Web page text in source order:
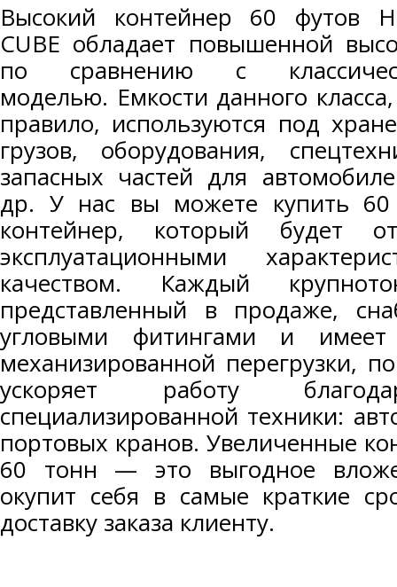
Высокий контейнер 60 футов
CUBE обладает повышенной
по сравнению с
моделью. Емкости данного
правило, используются под
грузов, оборудования,
запасных частей для
др. У нас вы можете купить
контейнер, который будет
эксплуатационными
качеством. Каждый
представленный в продаже,
угловыми фитингами и имеет
механизированной перегрузки,
ускоряет работу
специализированной техники:
портовых кранов. Увеличенные
60 тонн — это выгодное
окупит себя в самые краткие
доставку заказа клиенту.